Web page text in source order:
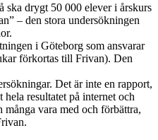
ska drygt 50 000 elever i årskurs
– den stora undersökningen
i Göteborg som ansvarar
förkortas till Frivan). Den
Det är inte en rapport,
resultatet på internet och
vara med och förbättra,